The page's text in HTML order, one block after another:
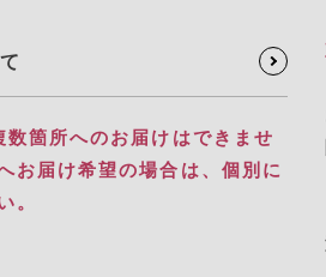
数箇所へのお届けはできませ
お届け希望の場合は、個別に
。​